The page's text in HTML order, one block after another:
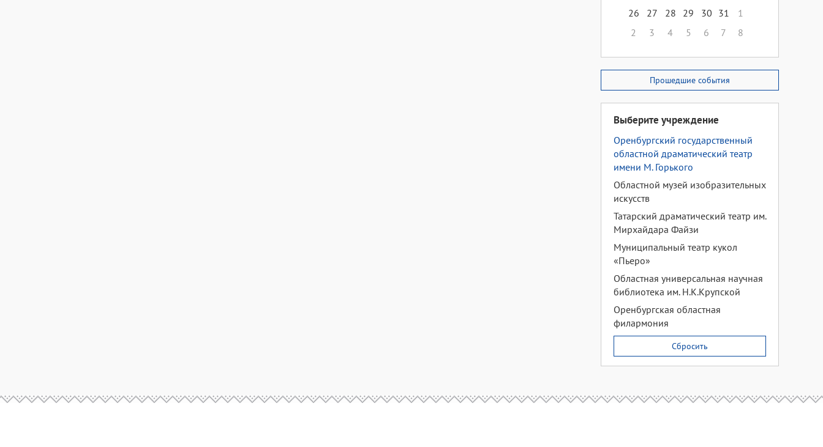
26
27 28 29 30 31
1
2
3 4 5 6 7 8
Прошедшие события
Выберите учреждение
Оренбургский государственный
областной драматический театр
имени М. Горького
Областной музей изобразительных
искусств
Татарский драматический театр им.
Мирхайдара Файзи
Муниципальный театр кукол
«Пьеро»
Областная универсальная научная
библиотека им. Н.К.Крупской
Оренбургская областная
филармония
Сбросить